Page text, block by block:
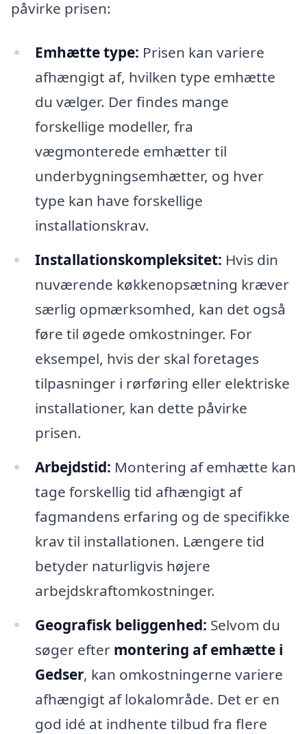
påvirke prisen:
Emhætte type: Prisen kan variere
afhængigt af, hvilken type emhætte
du vælger. Der findes mange
forskellige modeller, fra
vægmonterede emhætter til
underbygningsemhætter, og hver
type kan have forskellige
installationskrav.
Installationskompleksitet: Hvis din
nuværende køkkenopsætning kræver
særlig opmærksomhed, kan det også
føre til øgede omkostninger. For
eksempel, hvis der skal foretages
tilpasninger i rørføring eller elektriske
installationer, kan dette påvirke
prisen.
Arbejdstid: Montering af emhætte kan
tage forskellig tid afhængigt af
fagmandens erfaring og de specifikke
krav til installationen. Længere tid
betyder naturligvis højere
arbejdskraftomkostninger.
Geografisk beliggenhed: Selvom du
søger efter montering af emhætte i
Gedser, kan omkostningerne variere
afhængigt af lokalområde. Det er en
god idé at indhente tilbud fra flere